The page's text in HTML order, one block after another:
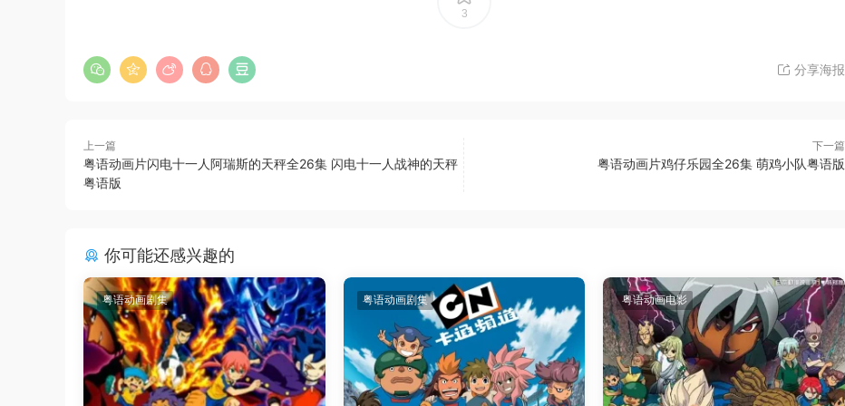
3
分享海报
上一篇
粤语动画片闪电十一人阿瑞斯的天秤全26集 闪电十一人战神的天秤
粤语版
下一篇
粤语动画片鸡仔乐园全26集 萌鸡小队粤语版
你可能还感兴趣的
粤语动画剧集 粤语动画剧集 粤语动画电影